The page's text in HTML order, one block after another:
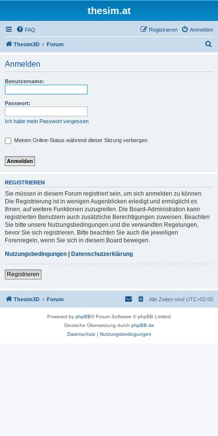
thesim.at
FAQ Anmelden
Registrieren
Thesim3D Forum
Anmelden
Benutzername:
Passwort:
Ich habe mein Passwort vergessen
Meinen Online-Status während dieser Sitzung verbergen
REGISTRIEREN
Sie müssen in diesem Forum registriert sein, um sich anmelden zu können.
Die Registrierung ist in wenigen Augenblicken erledigt und ermöglicht es
Ihnen, auf weitere Funktionen zuzugreifen. Die Board-Administration kann
registrierten Benutzern auch zusätzliche Berechtigungen zuweisen. Beachten
Sie bitte unsere Nutzungsbedingungen und die verwandten Regelungen,
bevor Sie sich registrieren. Bitte beachten Sie auch die jeweiligen
Forenregeln, wenn Sie sich in diesem Board bewegen.
Nutzungsbedingungen
Datenschutzerklärung
Registrieren
Thesim3D Forum Alle Zeiten sind UTC+02:00
Powered by phpBB® Forum Software © phpBB Limited
Deutsche Übersetzung durch phpBB.de
Datenschutz| Nutzungsbedingungen